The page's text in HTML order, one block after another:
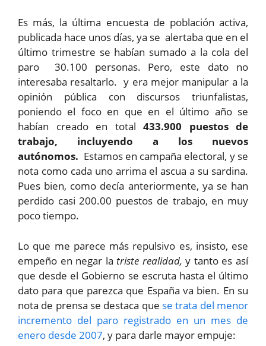
Es más, la última encuesta de población activa,
publicada hace unos días, ya se alertaba que en el
último trimestre se habían sumado a la cola del
paro 30.100 personas. Pero, este dato no
interesaba resaltarlo. y era mejor manipular a la
opinión pública con discursos triunfalistas,
poniendo el foco en que en el último año se
habían creado en total 433.900 puestos de
trabajo, incluyendo a los nuevos
autónomos. Estamos en campaña electoral, y se
nota como cada uno arrima el ascua a su sardina.
Pues bien, como decía anteriormente, ya se han
perdido casi 200.00 puestos de trabajo, en muy
poco tiempo.
Lo que me parece más repulsivo es, insisto, ese
empeño en negar la triste realidad, y tanto es así
que desde el Gobierno se escruta hasta el último
dato para que parezca que España va bien. En su
nota de prensa se destaca que se trata del menor
incremento del paro registrado en un mes de
enero desde 2007, y para darle mayor empuje: